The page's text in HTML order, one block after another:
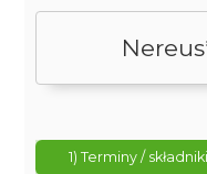
1) Terminy /